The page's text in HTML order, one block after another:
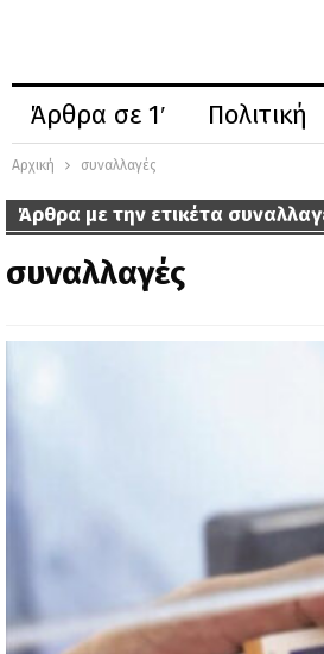
Άρθρα σε 1′ Πολιτική
Αρχική συναλλαγές
Άρθρα με την ετικέτα
συναλλαγές